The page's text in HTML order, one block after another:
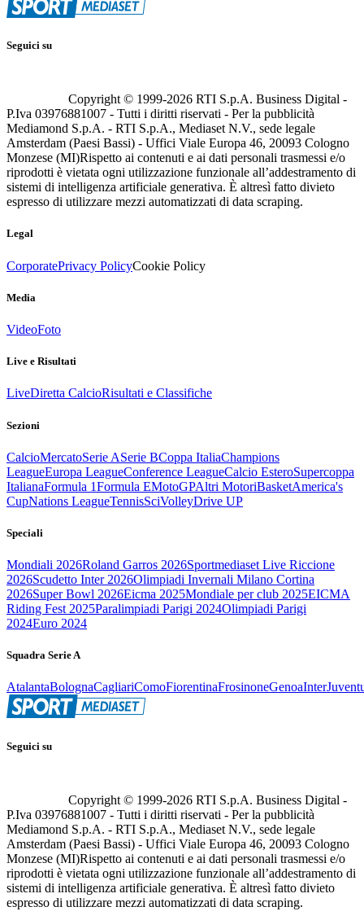
Seguici su
Copyright © 1999-2026 RTI S.p.A. Business Digital -
P.Iva 03976881007 - Tutti i diritti riservati - Per la pubblicità
Mediamond S.p.A. - RTI S.p.A., Mediaset N.V., sede legale
Amsterdam (Paesi Bassi) - Uffici Viale Europa 46, 20093 Cologno
Monzese (MI)Rispetto ai contenuti e ai dati personali trasmessi e/o
riprodotti è vietata ogni utilizzazione funzionale all’addestramento di
sistemi di intelligenza artificiale generativa. È altresì fatto divieto
espresso di utilizzare mezzi automatizzati di data scraping.
Legal
CorporatePrivacy PolicyCookie Policy
Media
VideoFoto
Live e Risultati
LiveDiretta CalcioRisultati e Classifiche
Sezioni
CalcioMercatoSerie ASerie BCoppa ItaliaChampions
LeagueEuropa LeagueConference LeagueCalcio EsteroSupercoppa
ItalianaFormula 1Formula EMotoGPAltri MotoriBasketAmerica's
CupNations LeagueTennisSciVolleyDrive UP
Speciali
Mondiali 2026Roland Garros 2026Sportmediaset Live Riccione
2026Scudetto Inter 2026Olimpiadi Invernali Milano Cortina
2026Super Bowl 2026Eicma 2025Mondiale per club 2025EICMA
Riding Fest 2025Paralimpiadi Parigi 2024Olimpiadi Parigi
2024Euro 2024
Squadra Serie A
AtalantaBolognaCagliariComoFiorentinaFrosinoneGenoaInter
Seguici su
Copyright © 1999-2026 RTI S.p.A. Business Digital -
P.Iva 03976881007 - Tutti i diritti riservati - Per la pubblicità
Mediamond S.p.A. - RTI S.p.A., Mediaset N.V., sede legale
Amsterdam (Paesi Bassi) - Uffici Viale Europa 46, 20093 Cologno
Monzese (MI)Rispetto ai contenuti e ai dati personali trasmessi e/o
riprodotti è vietata ogni utilizzazione funzionale all’addestramento di
sistemi di intelligenza artificiale generativa. È altresì fatto divieto
espresso di utilizzare mezzi automatizzati di data scraping.